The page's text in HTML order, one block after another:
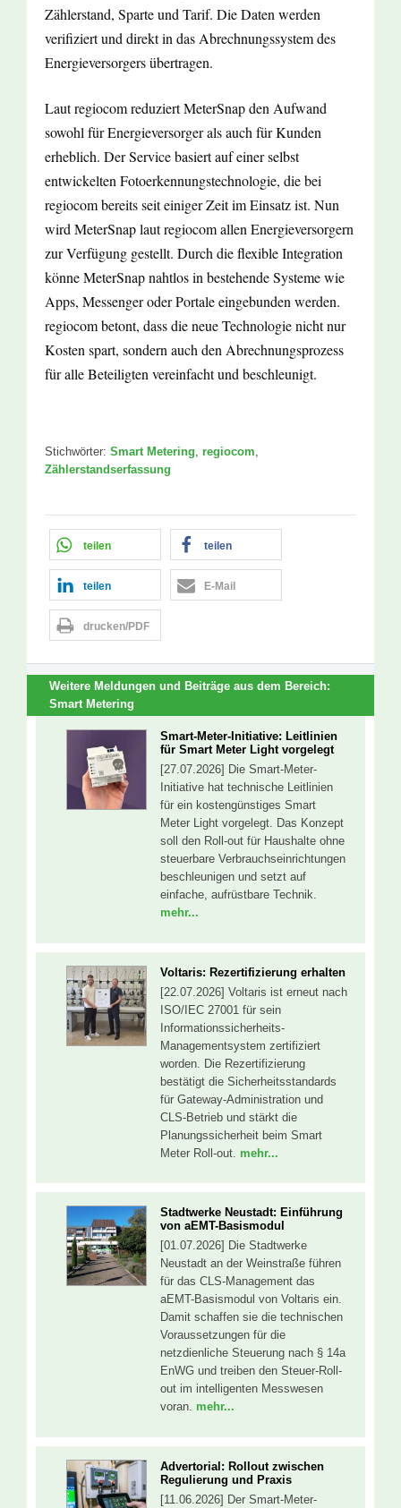
Zählerstand, Sparte und Tarif. Die Daten werden
verifiziert und direkt in das Abrechnungssystem des
Energieversorgers übertragen.
Laut regiocom reduziert MeterSnap den Aufwand
sowohl für Energieversorger als auch für Kunden
erheblich. Der Service basiert auf einer selbst
entwickelten Fotoerkennungstechnologie, die bei
regiocom bereits seit einiger Zeit im Einsatz ist. Nun
wird MeterSnap laut regiocom allen Energieversorgern
zur Verfügung gestellt. Durch die flexible Integration
könne MeterSnap nahtlos in bestehende Systeme wie
Apps, Messenger oder Portale eingebunden werden.
regiocom betont, dass die neue Technologie nicht nur
Kosten spart, sondern auch den Abrechnungsprozess
für alle Beteiligten vereinfacht und beschleunigt.
Stichwörter: Smart Metering regiocom
Zählerstandserfassung
teilen teilen
teilen E-Mail
drucken/PDF
Weitere Meldungen und Beiträge aus dem Bereich:
Smart Metering
Smart-Meter-Initiative: Leitlinien
für Smart Meter Light vorgelegt
[27.07.2026] Die Smart-Meter-
Initiative hat technische Leitlinien
für ein kostengünstiges Smart
Meter Light vorgelegt. Das Konzept
soll den Roll-out für Haushalte ohne
steuerbare Verbrauchseinrichtungen
beschleunigen und setzt auf
einfache, aufrüstbare Technik.
mehr...
Voltaris: Rezertifizierung erhalten
[22.07.2026] Voltaris ist erneut nach
ISO/IEC 27001 für sein
Informationssicherheits-
Managementsystem zertifiziert
worden. Die Rezertifizierung
bestätigt die Sicherheitsstandards
für Gateway-Administration und
CLS-Betrieb und stärkt die
Planungssicherheit beim Smart
Meter Roll-out. mehr...
Stadtwerke Neustadt: Einführung
von aEMT-Basismodul
[01.07.2026] Die Stadtwerke
Neustadt an der Weinstraße führen
für das CLS-Management das
aEMT-Basismodul von Voltaris ein.
Damit schaffen sie die technischen
Voraussetzungen für die
netzdienliche Steuerung nach § 14a
EnWG und treiben den Steuer-Roll-
out im intelligenten Messwesen
voran. mehr...
Advertorial: Rollout zwischen
Regulierung und Praxis
[11.06.2026] Der Smart-Meter-